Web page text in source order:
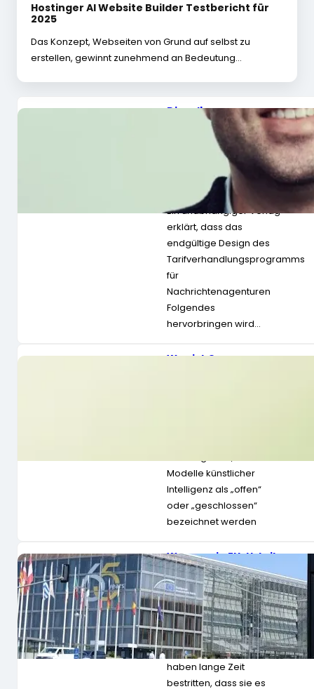
Hostinger AI Website Builder Testbericht für
2025
Das Konzept, Webseiten von Grund auf selbst zu
erstellen, gewinnt zunehmend an Bedeutung…
Dieselbe
Regulierungsbehörd
e, die 2.864
australische
Nachrichtenagentur
en zählt, würde
weniger als 100
finanzieren
Ein unabhängiger Verlag
erklärt, dass das
endgültige Design des
Tarifverhandlungsprogramms
für
Nachrichtenagenturen
Folgendes
hervorbringen wird…
Was ist Open-
Modelle künstlicher
Intelligenz als „offen“
oder „geschlossen“
bezeichnet werden
Warum ein EU-Urteil
über eine Verkehrs-
App weitreichende
Folgen für große
Technologieunterne
hmen haben könnte
Viele der größten
Online-Plattformen
haben lange Zeit
bestritten, dass sie es